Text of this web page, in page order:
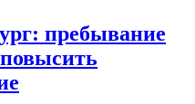
пребывание